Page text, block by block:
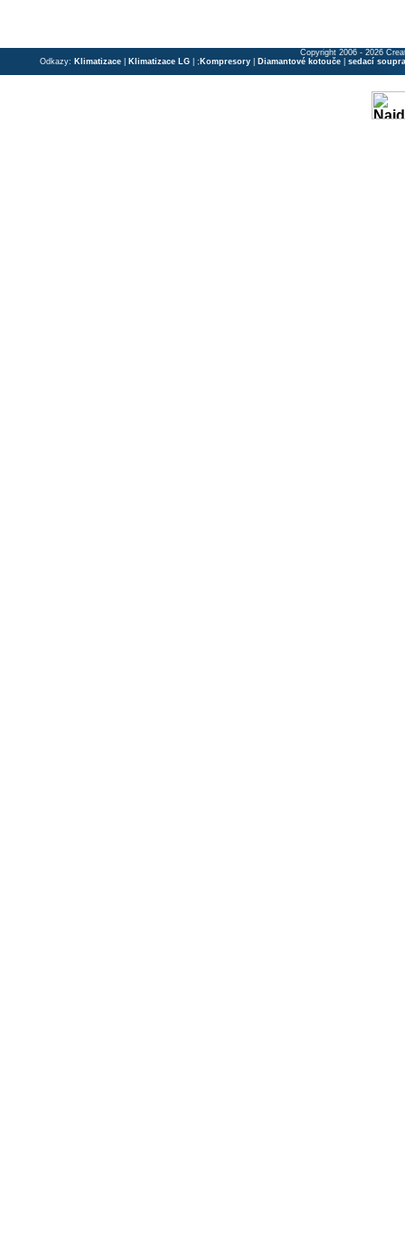
Copyright 2006 - 2026
Odkazy: Klimatizace Klimatizace LG | ; Kompresory Diamantové kotouče sedací